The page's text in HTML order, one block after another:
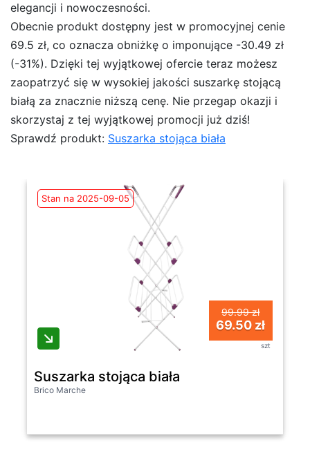
elegancji i nowoczesności.
Obecnie produkt dostępny jest w promocyjnej cenie
69.5 zł, co oznacza obniżkę o imponujące -30.49 zł
(-31%). Dzięki tej wyjątkowej ofercie teraz możesz
zaopatrzyć się w wysokiej jakości suszarkę stojącą
białą za znacznie niższą cenę. Nie przegap okazji i
skorzystaj z tej wyjątkowej promocji już dziś!
Sprawdź produkt: Suszarka stojąca biała
Stan na 2025-09-05
99.99 zł
69.50 zł
szt
Suszarka stojąca biała
Brico Marche